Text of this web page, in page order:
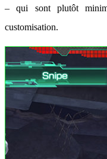
– qui sont plutôt
customisation.